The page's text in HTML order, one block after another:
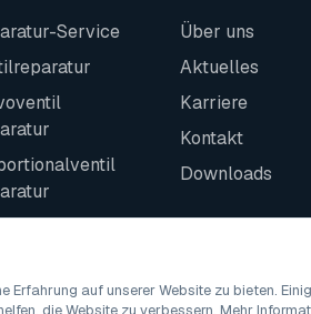
Service
Über uns
Aktuelles
Karriere
Kontakt
Downloads
Erfahrung auf unserer Website zu bieten.
die Website zu verbessern. Mehr